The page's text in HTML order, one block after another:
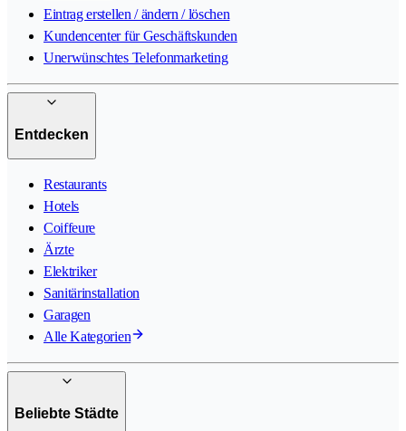
Eintrag erstellen / ändern / löschen
Kundencenter für Geschäftskunden
Unerwünschtes Telefonmarketing
Entdecken
Restaurants
Hotels
Coiffeure
Ärzte
Elektriker
Sanitärinstallation
Garagen
Alle Kategorien
Beliebte Städte